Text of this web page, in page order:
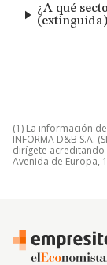
¿A qué
(1) La información
INFORMA D&B S.A.
dirígete acreditando
Avenida de Europa,